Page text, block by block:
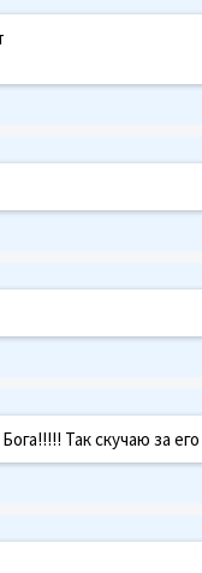
Так скучаю за